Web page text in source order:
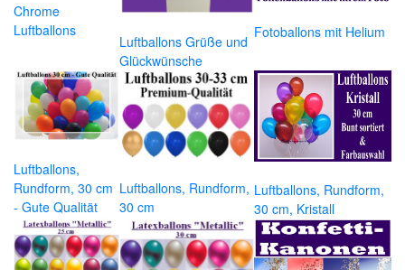
Chrome
Luftballons
Luftballons Grüße und
Glückwünsche
Fotoballons mit Helium
Luftballons,
Rundform, 30 cm
- Gute Qualität
Luftballons, Rundform,
30 cm
Luftballons, Rundform,
30 cm, Kristall